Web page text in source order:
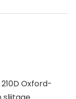
Oxford-